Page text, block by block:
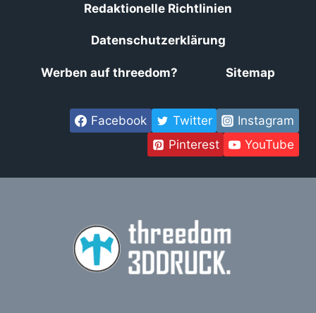
Redaktionelle Richtlinien
Datenschutzerklärung
Werben auf threedom? Sitemap
Facebook Twitter
Instagram
Pinterest
YouTube